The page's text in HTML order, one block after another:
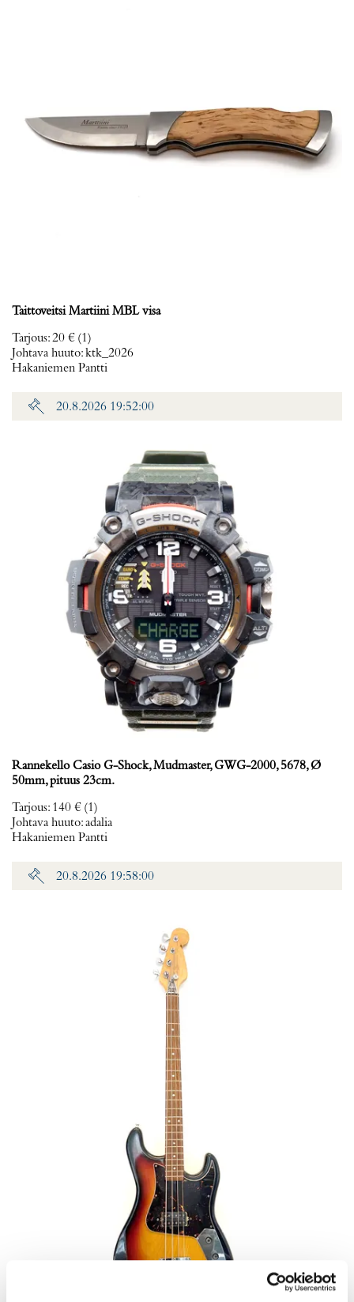
Taittoveitsi Martiini MBL visa
Tarjous:20 € (1)
Johtava huuto:ktk_2026
Hakaniemen Pantti
20.8.2026 19:52:00
Rannekello Casio G-Shock, Mudmaster, GWG-2000, 5678, Ø
50mm, pituus 23cm.
Tarjous: 140 € (1)
Johtava huuto:adalia
Hakaniemen Pantti
20.8.2026 19:58:00